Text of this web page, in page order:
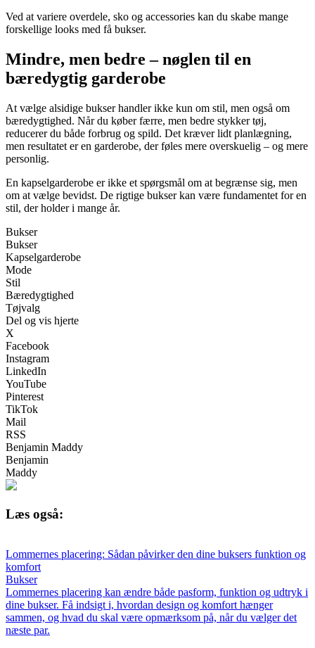
Ved at variere overdele, sko og accessories kan du skabe mange
forskellige looks med få bukser.
Mindre, men bedre – nøglen til en
bæredygtig garderobe
At vælge alsidige bukser handler ikke kun om stil, men også om
bæredygtighed. Når du køber færre, men bedre stykker tøj,
reducerer du både forbrug og spild. Det kræver lidt planlægning,
men resultatet er en garderobe, der føles mere overskuelig – og mere
personlig.
En kapselgarderobe er ikke et spørgsmål om at begrænse sig, men
om at vælge bevidst. De rigtige bukser kan være fundamentet for en
stil, der holder i mange år.
Bukser
Bukser
Kapselgarderobe
Mode
Stil
Bæredygtighed
Tøjvalg
Del og vis hjerte
X
Facebook
Instagram
LinkedIn
YouTube
Pinterest
TikTok
Mail
RSS
Benjamin Maddy
Benjamin
Maddy
Læs også:
Lommernes placering: Sådan påvirker den dine buksers funktion og
komfort
Bukser
Lommernes placering kan ændre både pasform, funktion og udtryk i
dine bukser. Få indsigt i, hvordan design og komfort hænger
sammen, og hvad du skal være opmærksom på, når du vælger det
næste par.